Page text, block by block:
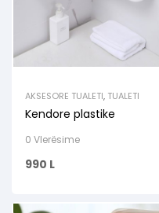
AKSESORE TUALETI, TUALETI
Kendore plastike
0 Vlerësime
990 L